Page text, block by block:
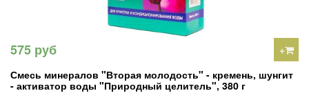
575 руб
+
Смесь минералов "Вторая молодость" - кремень, шунгит
- активатор воды "Природный целитель", 380 г